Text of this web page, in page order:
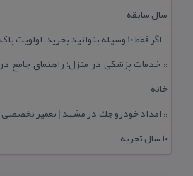
سال سابقه
:: اگر فقط 10 وسیله بتوانید بخرید، اولویت با كدام تجهیزات است؟
:: خدمات پزشكی در منزل؛ راهنمای جامع
خانه
::
۱۰ سال تجربه